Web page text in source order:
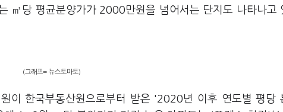
㎡당 평균분양가가 2000만원을 넘어서는 단지도 나타나고
(그래프= 뉴스토마토)
이 한국부동산원으로부터 받은 '2020년 이후 연도별 평당